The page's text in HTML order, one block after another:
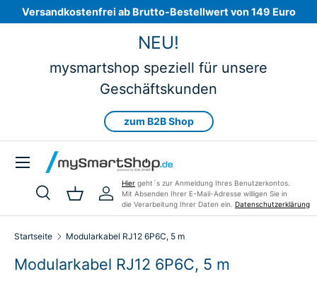
Direkt zum Inhalt
Versandkostenfrei ab Brutto-Bestellwert von 149 Euro
NEU!
mysmartshop speziell für unsere
Geschäftskunden
zum B2B Shop
Suchen
Art
SucheEinkaufskorb
Einloggen
Hier geht´s zur Anmeldung Ihres Benutzerkontos.
Mit Absenden Ihrer E-Mail-Adresse willigen Sie in
die Verarbeitung Ihrer Daten ein. Datenschutzerklärung
Menü
Startseite Modularkabel RJ12 6P6C, 5 m
Modularkabel RJ12 6P6C, 5 m